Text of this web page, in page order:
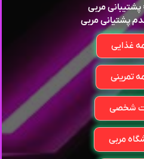
مربی
پشتیانی مربی
غذایی
تمرینی
شخصی
مربی